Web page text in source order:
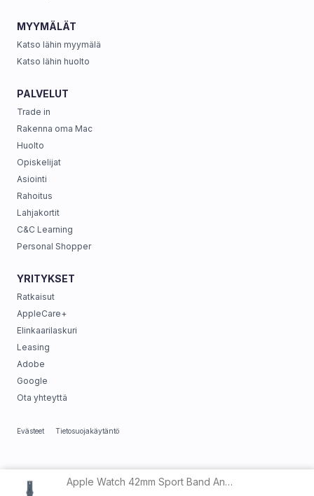
Apple Watch 42mm Sport Band Anchor Blue - S/M
MYYMÄLÄT
Katso lähin myymälä
Katso lähin huolto
PALVELUT
Trade in
Rakenna oma Mac
Huolto
Opiskelijat
Asiointi
Rahoitus
Lahjakortit
C&C Learning
Personal Shopper
YRITYKSET
Ratkaisut
AppleCare+
Elinkaarilaskuri
Leasing
Adobe
Google
Ota yhteyttä
Evästeet Tietosuojakäytäntö